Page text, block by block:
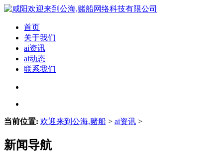
首页
关于我们
ai资讯
ai动态
联系我们
当前位置: 欢迎来到公海,赌船 > ai资讯 >
新闻导航